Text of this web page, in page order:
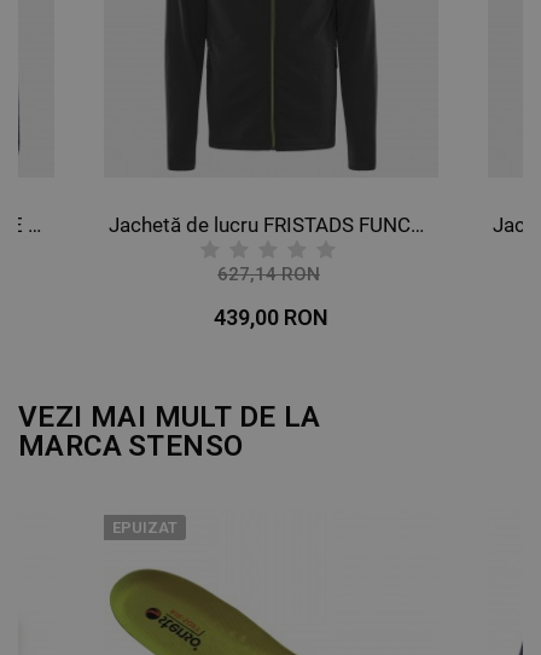
Jachetă FRISTADS COPPER PILE FLEECE DARK BLUE Jachetă de lucru FRISTADS FUNCTIONAL HOODED 4-STRETCH NEGRU
627,14 RON
439,00 RON
VEZI MAI MULT DE LA
MARCA STENSO
EPUIZAT